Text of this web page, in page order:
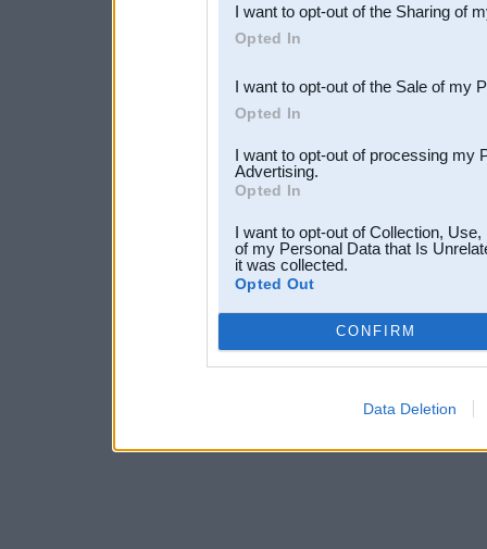
Downstream Participants
third parties.
I want to opt-out of the Sharing of
Opted In
I want to opt-out of the Sale of my
Opted In
I want to opt-out of processing my
Advertising.
Opted In
I want to opt-out of Collection,
of my Personal Data that Is
it was collected.
Opted Out
CONFIRM
Data Deletion